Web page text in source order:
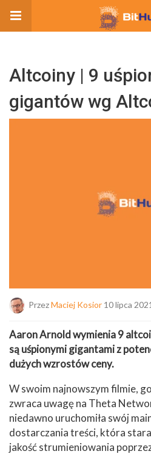
Altcoiny | 9
gigantów wg
PrzezMaciej Kosior 10 lipca 2021
Aaron Arnold wymienia 9
są uśpionymi gigantami z
dużych wzrostów ceny.
W swoim najnowszym filmie,
zwraca uwagę na Theta
niedawno uruchomiła swój
dostarczania treści, która
jakość strumieniowania